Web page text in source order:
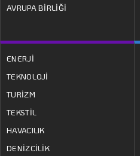
AVRUPA BİRLİĞİ
ENERJİ
TEKNOLOJİ
TURİZM
TEKSTİL
HAVACILIK
DENİZCİLİK